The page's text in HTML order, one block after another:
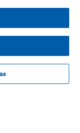
NO DISPONIBLE
promociones antes
ENVIAR